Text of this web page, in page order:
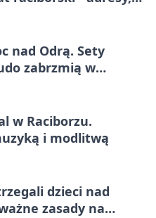
nad Odrą. Sety
zabrzmią w
w Raciborzu.
i modlitwą
dzieci nad
zasady na